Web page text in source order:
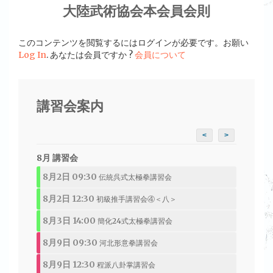
大陸武術協会本会員会則
このコンテンツを閲覧するにはログインが必要です。お願い
Log In. あなたは会員ですか ?会員について
講習会案内
< >
8月 講習会
8月2日 09:30 伝統呉式太極拳講習会
8月2日 12:30 初級推手講習会④＜八＞
8月3日 14:00 簡化24式太極拳講習会
8月9日 09:30 河北形意拳講習会
8月9日 12:30 程派八卦掌講習会